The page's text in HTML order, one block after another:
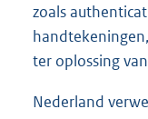
zoals
ter oplossing
Nederland